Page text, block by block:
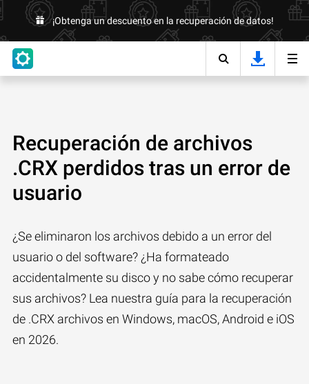
¡Obtenga un descuento en la recuperación de datos!
Recuperación de archivos
.CRX perdidos tras un error de
usuario
¿Se eliminaron los archivos debido a un error del
usuario o del software? ¿Ha formateado
accidentalmente su disco y no sabe cómo recuperar
sus archivos? Lea nuestra guía para la recuperación
de .CRX archivos en Windows, macOS, Android e iOS
en 2026.